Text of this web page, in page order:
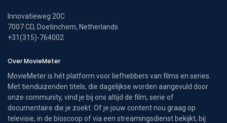
Innovatieweg 20C
7007 CD, Doetinchem, Netherlands
+31(315)-764002
Over MovieMeter
MovieMeter is hét platform voor liefhebbers van films en series.
Met tienduizenden titels, die dagelijkse worden aangevuld door
onze community, vind je bij ons altijd de film, serie of
documentaire die je zoekt. Of je jouw content nou graag op
televisie, in de bioscoop of via een streamingsdienst bekijkt, bij